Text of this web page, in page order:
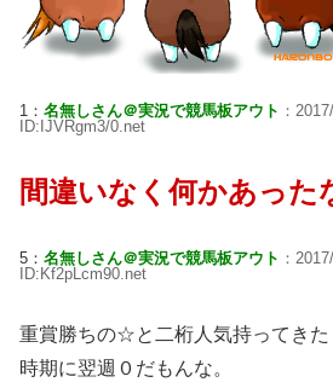
1： 名無しさん＠実況で競馬板アウト ：
ID:IJVRgm3/0.net
間違いなく何かあった
5： 名無しさん＠実況で競馬板アウト ：
ID:Kf2pLcm90.net
重賞勝ちの☆と二桁人気持ってき
時期に翌週０だもんな。